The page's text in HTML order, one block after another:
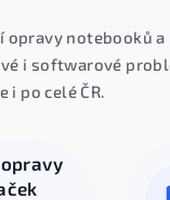
notebooků a
i softwarové
po celé ČR.